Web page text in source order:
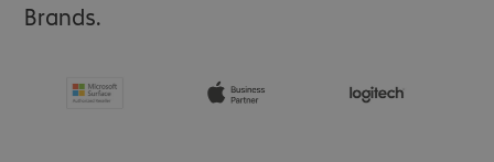
Brands.